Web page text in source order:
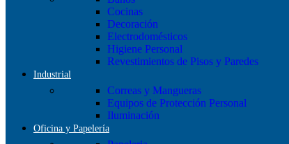
Cocinas
Decoración
Electrodomésticos
Higiene Personal
Revestimientos de Pisos y Paredes
Industrial
Correas y Mangueras
Equipos de Protección Personal
Iluminación
Oficina y Papelería